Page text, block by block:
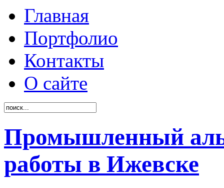
Главная
Портфолио
Контакты
О сайте
Промышленный
работы в Ижевске